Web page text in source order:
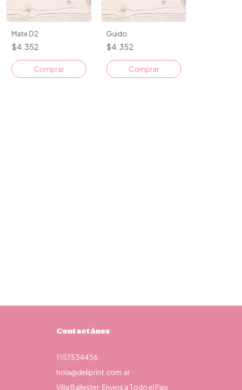
Mate D2
$4.352
Comprar
Guido
$4.352
Comprar
Contactános
1157534436
hola@deliprint.com.ar
Villa Ballester. Envios a Todo el Pais